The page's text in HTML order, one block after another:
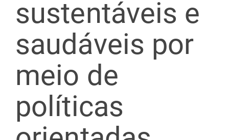
sustentáveis e
saudáveis por
meio de
políticas